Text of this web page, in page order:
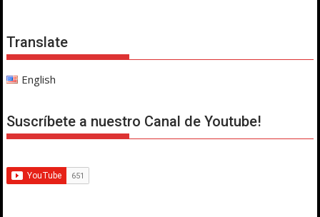
Translate
English
Suscríbete a nuestro Canal de Youtube!